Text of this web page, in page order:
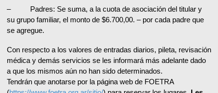
– Padres: Se suma, a la cuota de asociación del titular y
su grupo familiar, el monto de $6.700,00. – por cada padre que
se agregue.
Con respecto a los valores de entradas diarios, pileta, revisación
médica y demás servicios se les informará más adelante dado
a que los mismos aún no han sido determinados.
Tendrán que anotarse por la página web de FOETRA